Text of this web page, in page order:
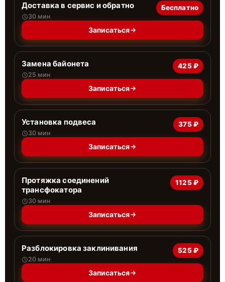
Доставка в сервис и обратно
30 мин
Бесплатно
Записаться
Замена байонета
25 мин
425 ₽
Записаться
Установка подвеса
30 мин
375 ₽
Записаться
Протяжка соединений
трансфокатора
30 мин
1125 ₽
Записаться
Разблокировка заклинивания
20 мин
525 ₽
Записаться